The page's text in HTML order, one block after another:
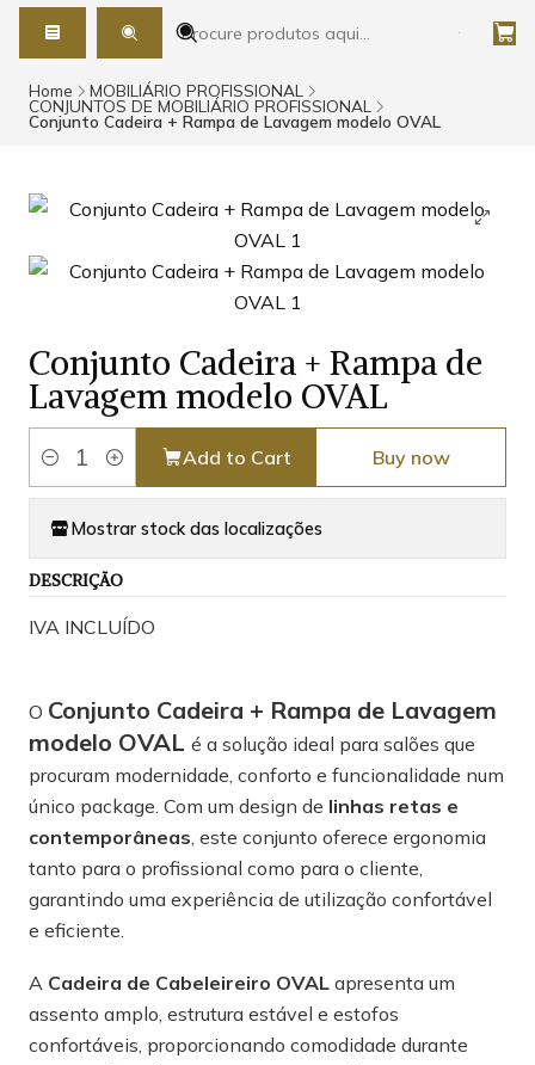
Home MOBILIÁRIO PROFISSIONAL
CONJUNTOS DE MOBILIÁRIO PROFISSIONAL
Conjunto Cadeira + Rampa de Lavagem modelo OVAL
Conjunto Cadeira + Rampa de
Lavagem modelo OVAL
Quantity
Add to Cart Buy now
Mostrar stock das localizações
DESCRIÇÃO
IVA INCLUÍDO
O Conjunto Cadeira + Rampa de Lavagem
modelo OVAL é a solução ideal para salões que
procuram modernidade, conforto e funcionalidade num
único package. Com um design de linhas retas e
contemporâneas, este conjunto oferece ergonomia
tanto para o profissional como para o cliente,
garantindo uma experiência de utilização confortável
e eficiente.
A Cadeira de Cabeleireiro OVAL apresenta um
assento amplo, estrutura estável e estofos
confortáveis, proporcionando comodidade durante